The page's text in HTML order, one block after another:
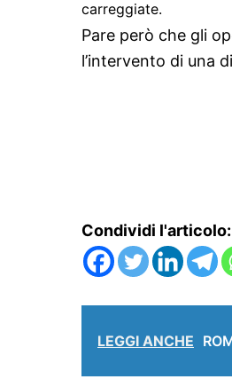
carreggiate.
Pare però che gli
l’intervento di una
Condividi l'articolo:
LEGGI ANCHE